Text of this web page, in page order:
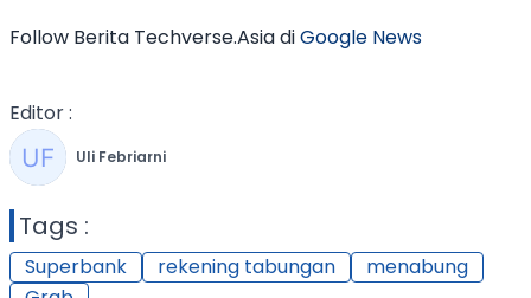
Follow Berita Techverse.Asia diGoogle News
Editor :
Uli Febriarni
Tags :
Superbank rekening tabungan
menabung